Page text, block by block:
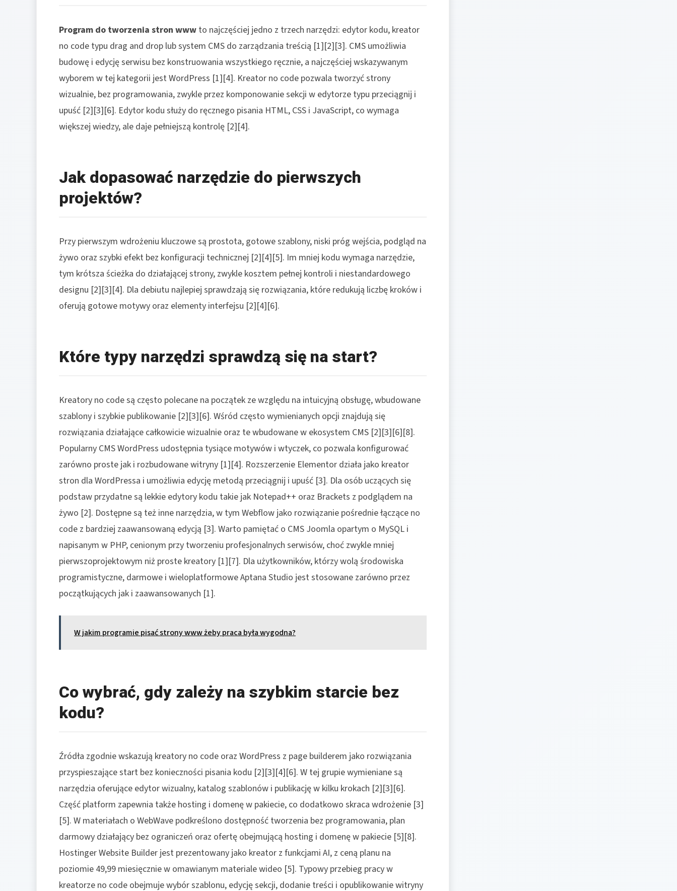
Program do tworzenia stron www to najczęściej jedno z trzech narzędzi: edytor kodu, kreator
no code typu drag and drop lub system CMS do zarządzania treścią [1][2][3]. CMS umożliwia
budowę i edycję serwisu bez konstruowania wszystkiego ręcznie, a najczęściej wskazywanym
wyborem w tej kategorii jest WordPress [1][4]. Kreator no code pozwala tworzyć strony
wizualnie, bez programowania, zwykle przez komponowanie sekcji w edytorze typu przeciągnij i
upuść [2][3][6]. Edytor kodu służy do ręcznego pisania HTML, CSS i JavaScript, co wymaga
większej wiedzy, ale daje pełniejszą kontrolę [2][4].
Jak dopasować narzędzie do pierwszych
projektów?
Przy pierwszym wdrożeniu kluczowe są prostota, gotowe szablony, niski próg wejścia, podgląd na
żywo oraz szybki efekt bez konfiguracji technicznej [2][4][5]. Im mniej kodu wymaga narzędzie,
tym krótsza ścieżka do działającej strony, zwykle kosztem pełnej kontroli i niestandardowego
designu [2][3][4]. Dla debiutu najlepiej sprawdzają się rozwiązania, które redukują liczbę kroków i
oferują gotowe motywy oraz elementy interfejsu [2][4][6].
Które typy narzędzi sprawdzą się na start?
Kreatory no code są często polecane na początek ze względu na intuicyjną obsługę, wbudowane
szablony i szybkie publikowanie [2][3][6]. Wśród często wymienianych opcji znajdują się
rozwiązania działające całkowicie wizualnie oraz te wbudowane w ekosystem CMS [2][3][6][8].
Popularny CMS WordPress udostępnia tysiące motywów i wtyczek, co pozwala konfigurować
zarówno proste jak i rozbudowane witryny [1][4]. Rozszerzenie Elementor działa jako kreator
stron dla WordPressa i umożliwia edycję metodą przeciągnij i upuść [3]. Dla osób uczących się
podstaw przydatne są lekkie edytory kodu takie jak Notepad++ oraz Brackets z podglądem na
żywo [2]. Dostępne są też inne narzędzia, w tym Webflow jako rozwiązanie pośrednie łączące no
code z bardziej zaawansowaną edycją [3]. Warto pamiętać o CMS Joomla opartym o MySQL i
napisanym w PHP, cenionym przy tworzeniu profesjonalnych serwisów, choć zwykle mniej
pierwszoprojektowym niż proste kreatory [1][7]. Dla użytkowników, którzy wolą środowiska
programistyczne, darmowe i wieloplatformowe Aptana Studio jest stosowane zarówno przez
początkujących jak i zaawansowanych [1].
W jakim programie pisać strony www żeby praca była wygodna?
Co wybrać, gdy zależy na szybkim starcie bez
kodu?
Źródła zgodnie wskazują kreatory no code oraz WordPress z page builderem jako rozwiązania
przyspieszające start bez konieczności pisania kodu [2][3][4][6]. W tej grupie wymieniane są
narzędzia oferujące edytor wizualny, katalog szablonów i publikację w kilku krokach [2][3][6].
Część platform zapewnia także hosting i domenę w pakiecie, co dodatkowo skraca wdrożenie [3]
[5]. W materiałach o WebWave podkreślono dostępność tworzenia bez programowania, plan
darmowy działający bez ograniczeń oraz ofertę obejmującą hosting i domenę w pakiecie [5][8].
Hostinger Website Builder jest prezentowany jako kreator z funkcjami AI, z ceną planu na
poziomie 49,99 miesięcznie w omawianym materiale wideo [5]. Typowy przebieg pracy w
kreatorze no code obejmuje wybór szablonu, edycję sekcji, dodanie treści i opublikowanie witryny